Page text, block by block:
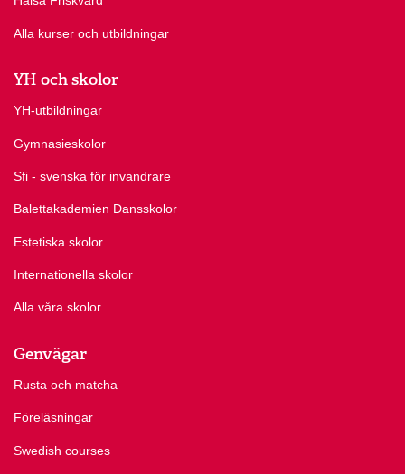
Alla kurser och utbildningar
YH och skolor
YH-utbildningar
Gymnasieskolor
Sfi - svenska för invandrare
Balettakademien Dansskolor
Estetiska skolor
Internationella skolor
Alla våra skolor
Genvägar
Rusta och matcha
Föreläsningar
Swedish courses